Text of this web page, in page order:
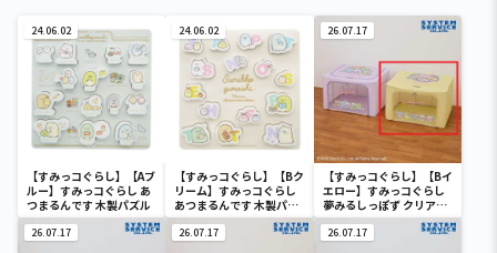
24.06.02
【すみっコぐらし】【Aブ
ルー】すみっコぐらし あ
つまるんです 木製パズル
24.06.02
【すみっコぐらし】【Bク
リーム】すみっコぐらし
あつまるんです 木製パズ
ル
26.07.17
【すみっコぐらし】【Bイ
エロー】すみっコぐらし
夢みるしっぽず クリア窓
付き収納ボックス
26.07.17 26.07.17 26.07.17